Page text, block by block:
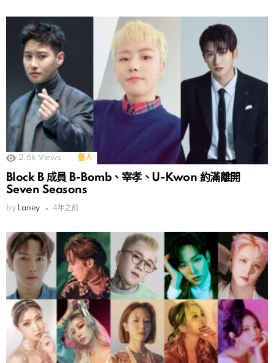
2.6k Views 藝人
Block B 成員 B-Bomb、宰孝、U-Kwon 約滿離開
Seven Seasons
by Laney 4年之前